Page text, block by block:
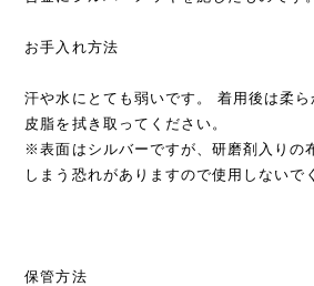
お手入れ方法
汗や水にとても弱いです。 着用後は柔
皮脂を拭き取ってください。
※表面はシルバーですが、研磨剤入りの
しまう恐れがありますので使用しないで
保管方法